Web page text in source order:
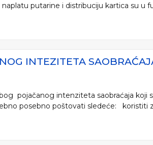
putarine i distribuciju kartica su u
INTEZITETA
pojačanog intenziteta saobraćaja koji
posebno poštovati sledeće: koristiti